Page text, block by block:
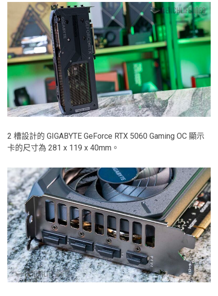
2 槽設計的 GIGABYTE GeForce RTX 5060 Gaming OC 顯示
卡的尺寸為 281 x 119 x 40mm。